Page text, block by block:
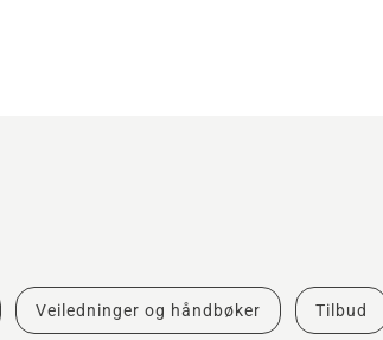
Veiledninger og håndbøker Tilbud